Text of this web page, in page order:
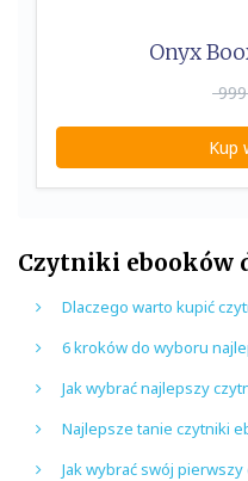
Onyx
999
Kup
Czytniki ebooków
Dlaczego warto kupić
6 kroków do wyboru
Jak wybrać najlepszy
Najlepsze tanie czytniki
Jak wybrać swój